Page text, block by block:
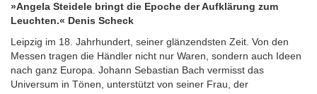
»Angela Steidele bringt die Epoche der Aufklärung zum
Leuchten.« Denis Scheck
Leipzig im 18. Jahrhundert, seiner glänzendsten Zeit. Von den
Messen tragen die Händler nicht nur Waren, sondern auch Ideen
nach ganz Europa. Johann Sebastian Bach vermisst das
Universum in Tönen, unterstützt von seiner Frau, der